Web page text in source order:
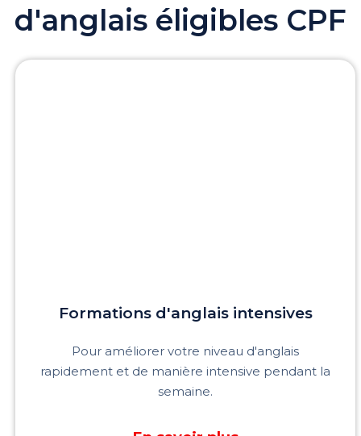
d'anglais éligibles CPF
Formations d'anglais intensives
Pour améliorer votre niveau d'anglais
rapidement et de manière intensive pendant la
semaine.